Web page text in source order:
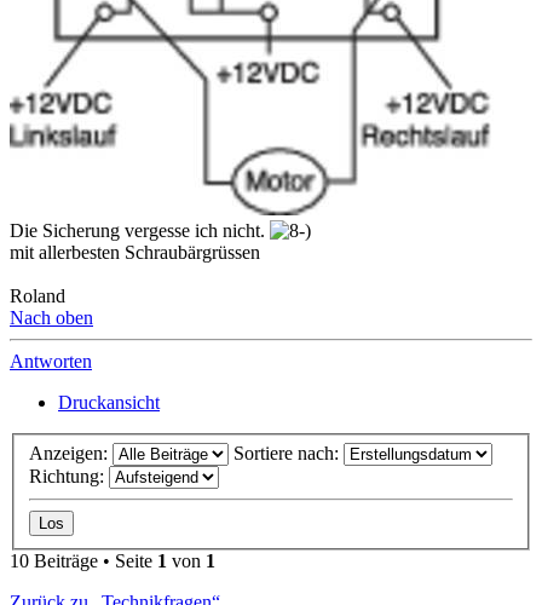
Die Sicherung vergesse ich nicht.
mit allerbesten Schraubärgrüssen
Roland
Nach oben
Antworten
Druckansicht
Anzeigen:
Sortiere nach:
Richtung:
10 Beiträge • Seite 1 von 1